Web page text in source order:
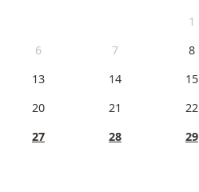
1
6 7 8
13 14 15
20 21 22
27 28 29